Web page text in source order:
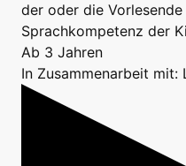
der oder die
Sprachkompetenz der
Ab 3 Jahren
In Zusammenarbeit mit: